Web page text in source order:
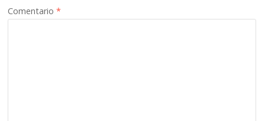
Comentario*